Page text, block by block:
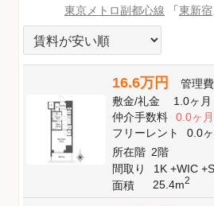
東京メトロ副都心線 「東新宿
16.6万円 管理費
敷金/礼金 1.0ヶ
仲介手数料
0.0ヶ月
フリーレント
0.0
所在階 2階
間取り
1K +WIC
面積
25.4m2